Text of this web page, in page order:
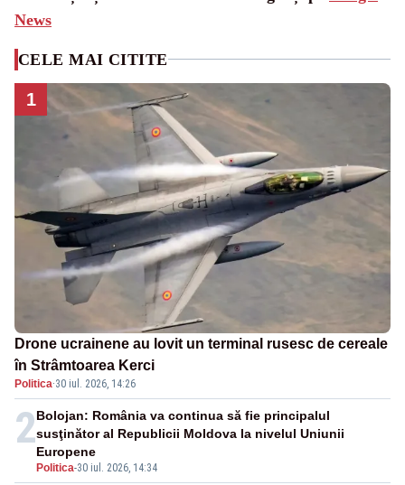
News
CELE MAI CITITE
1
Drone ucrainene au lovit un terminal rusesc de cereale
în Strâmtoarea Kerci
Politica·30 iul. 2026, 14:26
2
Politica-30 iul. 2026, 14:34
Bolojan: România va continua să fie principalul
susţinător al Republicii Moldova la nivelul Uniunii
Europene